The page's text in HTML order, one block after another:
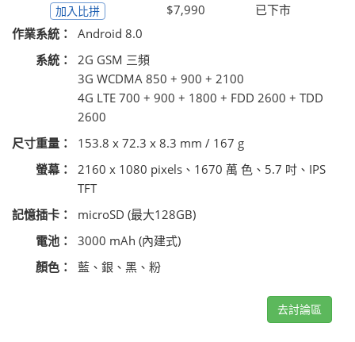
加入比拼
$7,990
已下市
作業系統：
Android 8.0
系統：
2G GSM 三頻
3G WCDMA 850 + 900 + 2100
4G LTE 700 + 900 + 1800 + FDD 2600 + TDD
2600
尺寸重量：
153.8 x 72.3 x 8.3 mm / 167 g
螢幕：
2160 x 1080 pixels、1670 萬 色、5.7 吋、IPS
TFT
記憶插卡：
microSD (最大128GB)
電池：
3000 mAh (內建式)
顏色：
藍、銀、黑、粉
去討論區